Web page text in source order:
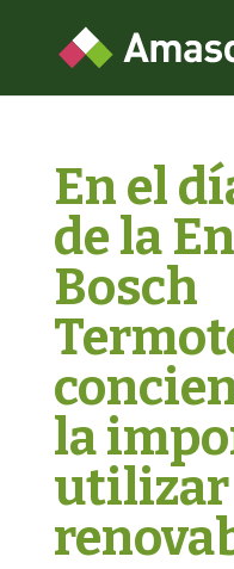
En el
de la
Bosch
la
utilizar